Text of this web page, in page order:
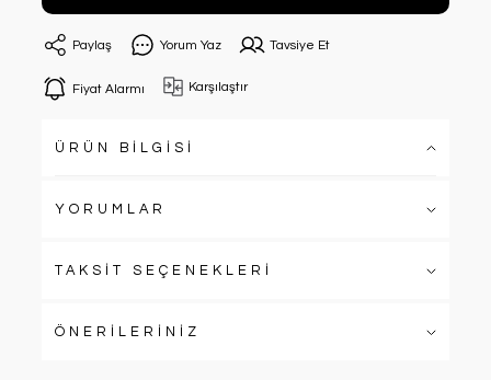
Paylaş Yorum Yaz Tavsiye Et
Fiyat Alarmı Karşılaştır
ÜRÜN BİLGİSİ
YORUMLAR
TAKSİT SEÇENEKLERİ
ÖNERİLERİNİZ